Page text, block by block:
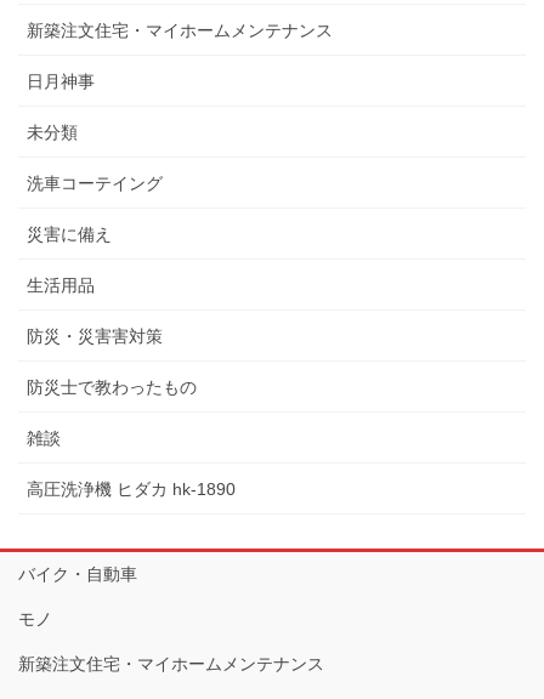
新築注文住宅・マイホームメンテナンス
日月神事
未分類
洗車コーテイング
災害に備え
生活用品
防災・災害害対策
防災士で教わったもの
雑談
高圧洗浄機 ヒダカ hk-1890
バイク・自動車
モノ
新築注文住宅・マイホームメンテナンス